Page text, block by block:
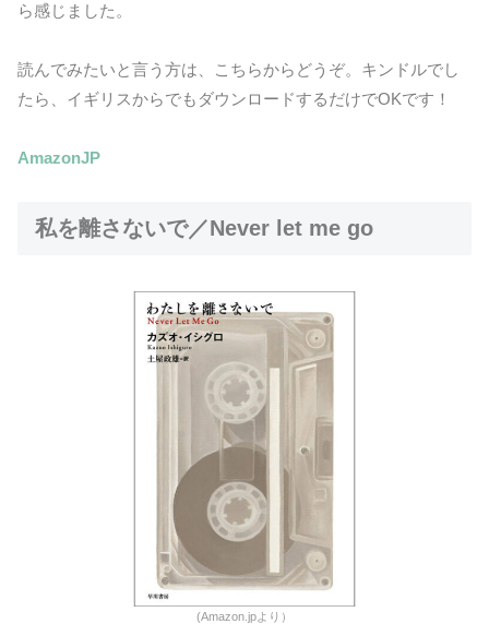
ら感じました。
読んでみたいと言う方は、こちらからどうぞ。キンドルでし
たら、イギリスからでもダウンロードするだけでOKです！
AmazonJP
私を離さないで／Never let me go
(Amazon.jpより）